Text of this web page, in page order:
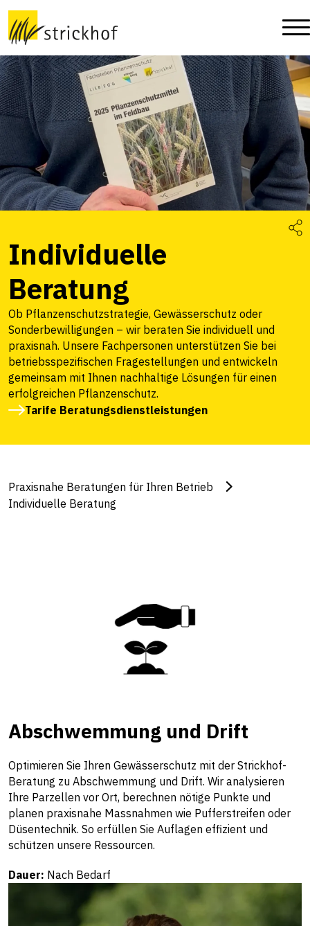
Individuelle
Beratung
Ob Pflanzenschutzstrategie, Gewässerschutz oder
Sonderbewilligungen – wir beraten Sie individuell und
praxisnah. Unsere Fachpersonen unterstützen Sie bei
betriebsspezifischen Fragestellungen und entwickeln
gemeinsam mit Ihnen nachhaltige Lösungen für einen
erfolgreichen Pflanzenschutz.
Tarife Beratungsdienstleistungen
Praxisnahe Beratungen für Ihren Betrieb
Individuelle Beratung
Abschwemmung und Drift
Optimieren Sie Ihren Gewässerschutz mit der Strickhof-
Beratung zu Abschwemmung und Drift. Wir analysieren
Ihre Parzellen vor Ort, berechnen nötige Punkte und
planen praxisnahe Massnahmen wie Pufferstreifen oder
Düsentechnik. So erfüllen Sie Auflagen effizient und
schützen unsere Ressourcen.
Dauer: Nach Bedarf